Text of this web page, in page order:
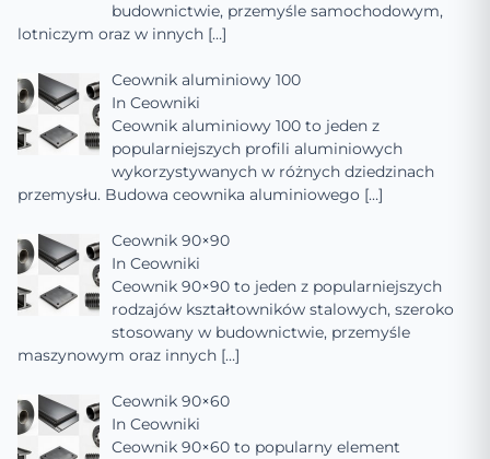
budownictwie, przemyśle samochodowym,
lotniczym oraz w innych […]
Ceownik aluminiowy 100
In Ceowniki
Ceownik aluminiowy 100 to jeden z
popularniejszych profili aluminiowych
wykorzystywanych w różnych dziedzinach
przemysłu. Budowa ceownika aluminiowego […]
Ceownik 90×90
In Ceowniki
Ceownik 90×90 to jeden z popularniejszych
rodzajów kształtowników stalowych, szeroko
stosowany w budownictwie, przemyśle
maszynowym oraz innych […]
Ceownik 90×60
In Ceowniki
Ceownik 90×60 to popularny element